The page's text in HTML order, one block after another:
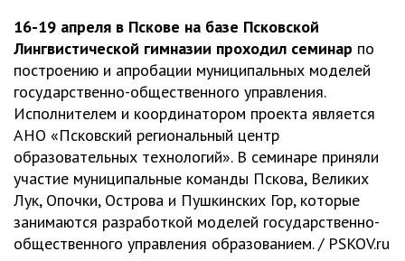
16-19 апреля в Пскове на базе Псковской
Лингвистической гимназии проходил семинар по
построению и апробации муниципальных моделей
государственно-общественного управления.
Исполнителем и координатором проекта является
АНО «Псковский региональный центр
образовательных технологий». В семинаре приняли
участие муниципальные команды Пскова, Великих
Лук, Опочки, Острова и Пушкинских Гор, которые
занимаются разработкой моделей государственно-
общественного управления образованием. / PSKOV.ru